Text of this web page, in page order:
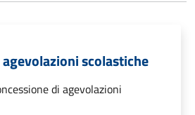
scolastiche
di agevolazioni